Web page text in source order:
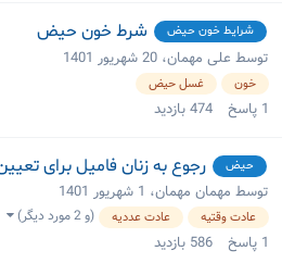
شرایط خون حیض شرط خون حیض
توسط علی مهمان، 20 شهریور 1401
خون غسل حیض
1 پاسخ 474بازدید
حیض رجوع به زنان فامیل برای
توسط مهمان مهمان، 1 شهریور 1401
عادت وقتیه عادت عددیه (و 2 مورد دیگر)
1 پاسخ 586 بازدید